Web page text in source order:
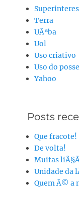
Terra
UÃªba
Uol
Uso criativo
Uso do
Yahoo
Posts
Que fracote!
De volta!
Muitas
Unidade da
Quem Ã© a